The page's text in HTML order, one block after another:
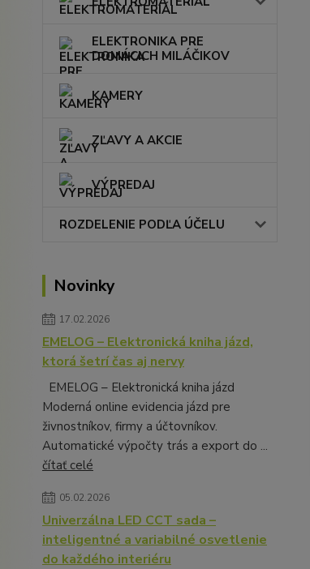
ELEKTRONIKA PRE
DOMÁCICH MILÁČIKOV
KAMERY
ZĽAVY A AKCIE
VÝPREDAJ
ROZDELENIE PODĽA ÚČELU
Novinky
17.02.2026
EMELOG – Elektronická kniha jázd,
ktorá šetrí čas aj nervy
EMELOG – Elektronická kniha jázd
Moderná online evidencia jázd pre
živnostníkov, firmy a účtovníkov.
Automatické výpočty trás a export do ...
čítať celé
05.02.2026
Univerzálna LED CCT sada –
inteligentné a variabilné osvetlenie
do každého interiéru